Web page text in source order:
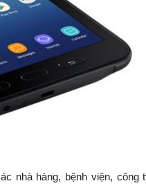
nhà hàng, bệnh viện, công